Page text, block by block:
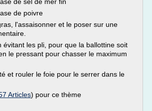
de poivre
l'assaisonner et le poser sur une
évitant les pli, pour que la ballottine soit
le pressant pour chasser le maximum
et rouler le foie pour le serrer dans le
Articles) pour ce thème